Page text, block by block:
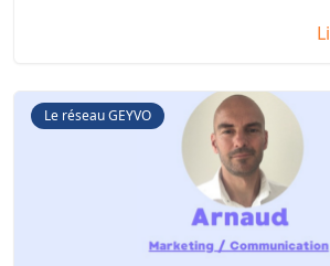
Le réseau GEYVO